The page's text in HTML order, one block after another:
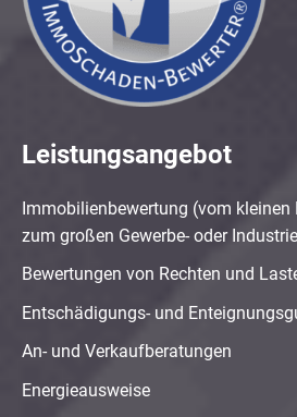
Leistungsangebot
Immobilienbewertung (vom
zum großen Gewerbe- oder
Bewertungen von Rechten und
Entschädigungs- und
An- und Verkaufberatungen
Energieausweise